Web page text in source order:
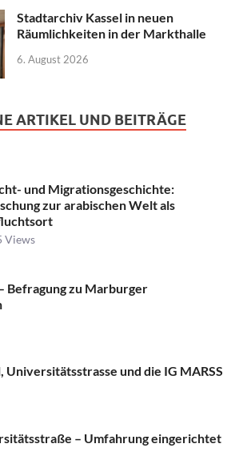
Stadtarchiv Kassel in neuen
Räumlichkeiten in der Markthalle
6. August 2026
ARTIKEL UND BEITRÄGE
und Migrationsgeschichte:
zur arabischen Welt als
Views
Befragung zu Marburger
und die IG MARSS
­– Umfahrung eingerichtet